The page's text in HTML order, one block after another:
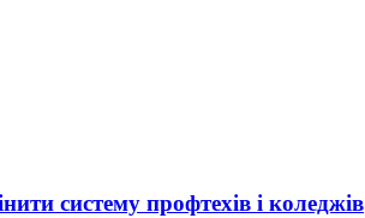
систему профтехів і коледжів